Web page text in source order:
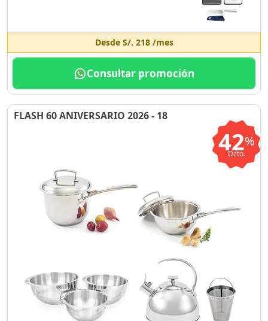
Desde S/. 218/mes
Consultar promoción
FLASH 60 ANIVERSARIO 2026 - 18
42%
Dcto.